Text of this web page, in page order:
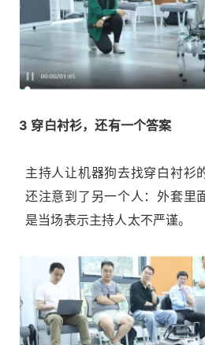
3 穿白衬衫，还有一个答案
主持人让机器狗去找穿白衬衫
还注意到了另一个人：外套里
是当场表示主持人太不严谨。